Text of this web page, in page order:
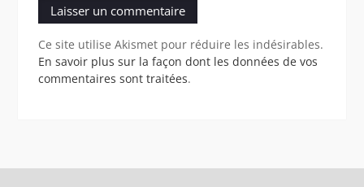
Ce site utilise Akismet pour réduire les indésirables.
En savoir plus sur la façon dont les données de vos
commentaires sont traitées.